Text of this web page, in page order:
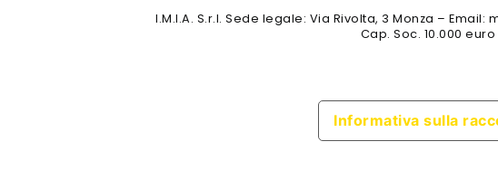
I.M.I.A. S.r.l. Sede legale: Via Rivolta, 3 Monza – Email:
Cap. Soc. 10.000
Informativa sulla